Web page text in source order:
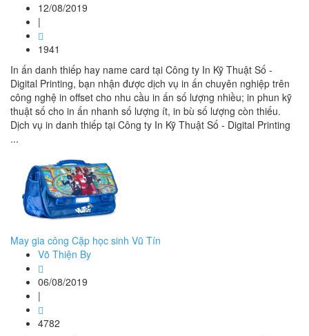
12/08/2019
|
1941
In ấn danh thiếp hay name card tại Công ty In Kỹ Thuật Số -
Digital Printing, bạn nhận được dịch vụ in ấn chuyên nghiệp trên
công nghệ in offset cho nhu cầu in ấn số lượng nhiều; in phun kỹ
thuật số cho in ấn nhanh số lượng ít, in bù số lượng còn thiếu.
Dịch vụ in danh thiếp tại Công ty In Kỹ Thuật Số - Digital Printing
...
May gia công Cặp học sinh Vũ Tín
Võ Thiện By
06/08/2019
|
4782